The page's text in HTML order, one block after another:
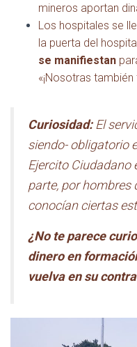
mineros aportan
Los hospitales se
la puerta del
se manifiestan
«¡Nosotras
Curiosidad:El
siendo- obligatorio
Ejercito Ciudadano
parte, por hombres
conocían ciertas
¿No te parece
dinero en
vuelva en su